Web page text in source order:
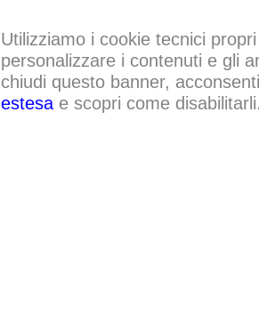
Utilizziamo i cookie tecnici
personalizzare i contenuti e gli
chiudi questo banner,
estesae scopri come